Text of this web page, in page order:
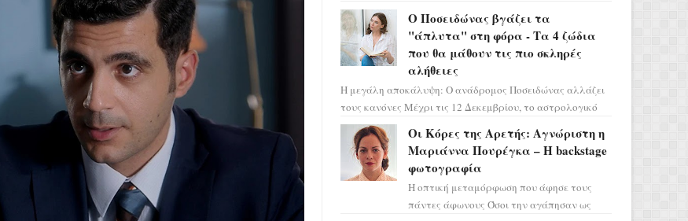
επιτυχίας «Μια Νύχτα Μόνο» ...
Ο Ποσειδώνας βγάζει τα
"άπλυτα" στη φόρα - Τα 4 ζώδια
που θα μάθουν τις πιο σκληρές
αλήθειες
Η μεγάλη αποκάλυψη: Ο ανάδρομος Ποσειδώνας αλλάζει
τους κανόνες Μέχρι τις 12 Δεκεμβρίου, το αστρολογικό
σκηνικό θυμίζει ταινία μυστηρίου ...
Οι Κόρες της Αρετής: Αγνώριστη η
Μαριάννα Πουρέγκα – H backstage
φωτογραφία
Η οπτική μεταμόρφωση που άφησε τους
πάντες άφωνους Όσοι την αγάπησαν ως